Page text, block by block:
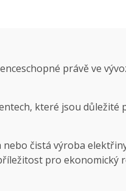
právě ve
které jsou důležité
čistá výroba
pro ekonomický